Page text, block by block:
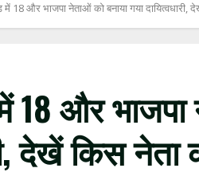
में 18 और भाजपा नेताओं को बनाया गया दायित्वधारी,
18 और भाजपा
देखें किस नेता